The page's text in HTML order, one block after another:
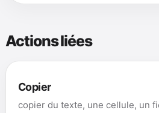
Actions liées
Copier
copier du texte, une cellule, un